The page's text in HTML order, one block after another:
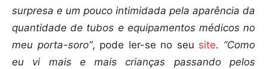
surpresa e um pouco intimidada pela aparência da
quantidade de tubos e equipamentos médicos no
meu porta-soro”, pode ler-se no seu site. “Como
eu vi mais e mais crianças passando pelos